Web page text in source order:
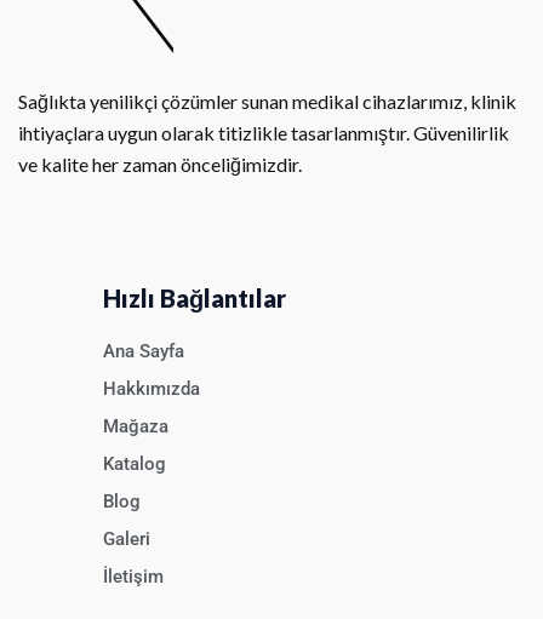
Sağlıkta yenilikçi çözümler sunan medikal cihazlarımız, klinik
ihtiyaçlara uygun olarak titizlikle tasarlanmıştır. Güvenilirlik
ve kalite her zaman önceliğimizdir.
Hızlı Bağlantılar
Ana Sayfa
Hakkımızda
Mağaza
Katalog
Blog
Galeri
İletişim